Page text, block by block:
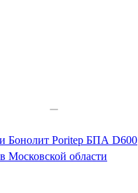
Бонолит Poritep БПА D600
Московской области